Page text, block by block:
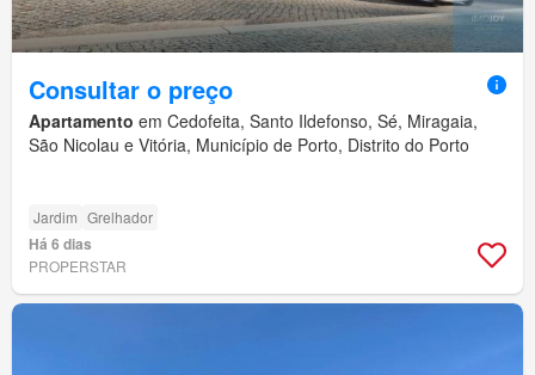
Consultar o preço
Apartamento em Cedofeita, Santo Ildefonso, Sé, Miragaia,
São Nicolau e Vitória, Município de Porto, Distrito do Porto
Jardim Grelhador
Há 6 dias
PROPERSTAR